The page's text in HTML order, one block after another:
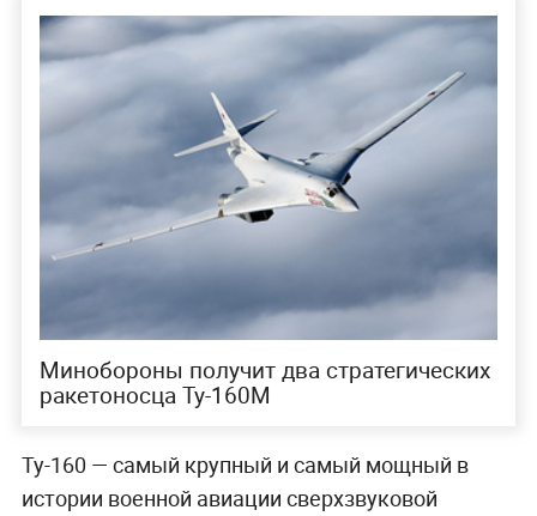
Минобороны получит два стратегических
ракетоносца Ту-160М
Ту-160 — самый крупный и самый мощный в
истории военной авиации сверхзвуковой